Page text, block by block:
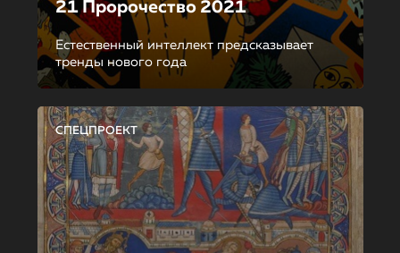
21 Пророчество 2021
Естественный интеллект предсказывает
тренды нового года
СПЕЦПРОЕКТ